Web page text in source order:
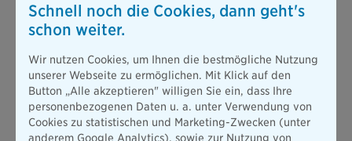
Alle Produkte
Lebensstandard zu halten.
Schnell noch die Cookies, dann geht's
schon weiter.
Wir nutzen Cookies, um Ihnen die bestmögliche Nutzung
unserer Webseite zu ermöglichen. Mit Klick auf den
Button „Alle akzeptieren" willigen Sie ein, dass Ihre
personenbezogenen Daten u. a. unter Verwendung von
Cookies zu statistischen und Marketing-Zwecken (unter
anderem Google Analytics), sowie zur Nutzung von